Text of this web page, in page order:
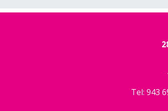
Tel: 943